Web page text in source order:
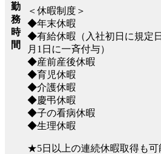
勤
務
時
間
＜休暇制度＞
◆年末休暇
◆有給休暇（入社初日に規定
月1日に一斉付与）
◆産前産後休暇
◆育児休暇
◆介護休暇
◆慶弔休暇
◆子の看病休暇
◆生理休暇
★5日以上の連続休暇取得も可